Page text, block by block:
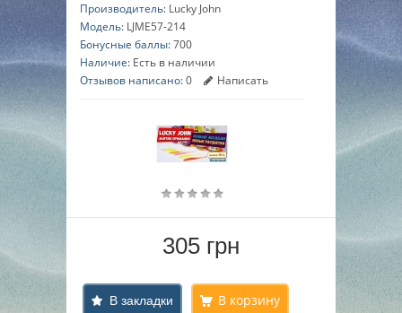
Производитель: Lucky John
Модель: LJME57-214
Бонусные баллы:700
Наличие: Есть в наличии
Отзывов написано:0 Написать
305 грн
В закладки